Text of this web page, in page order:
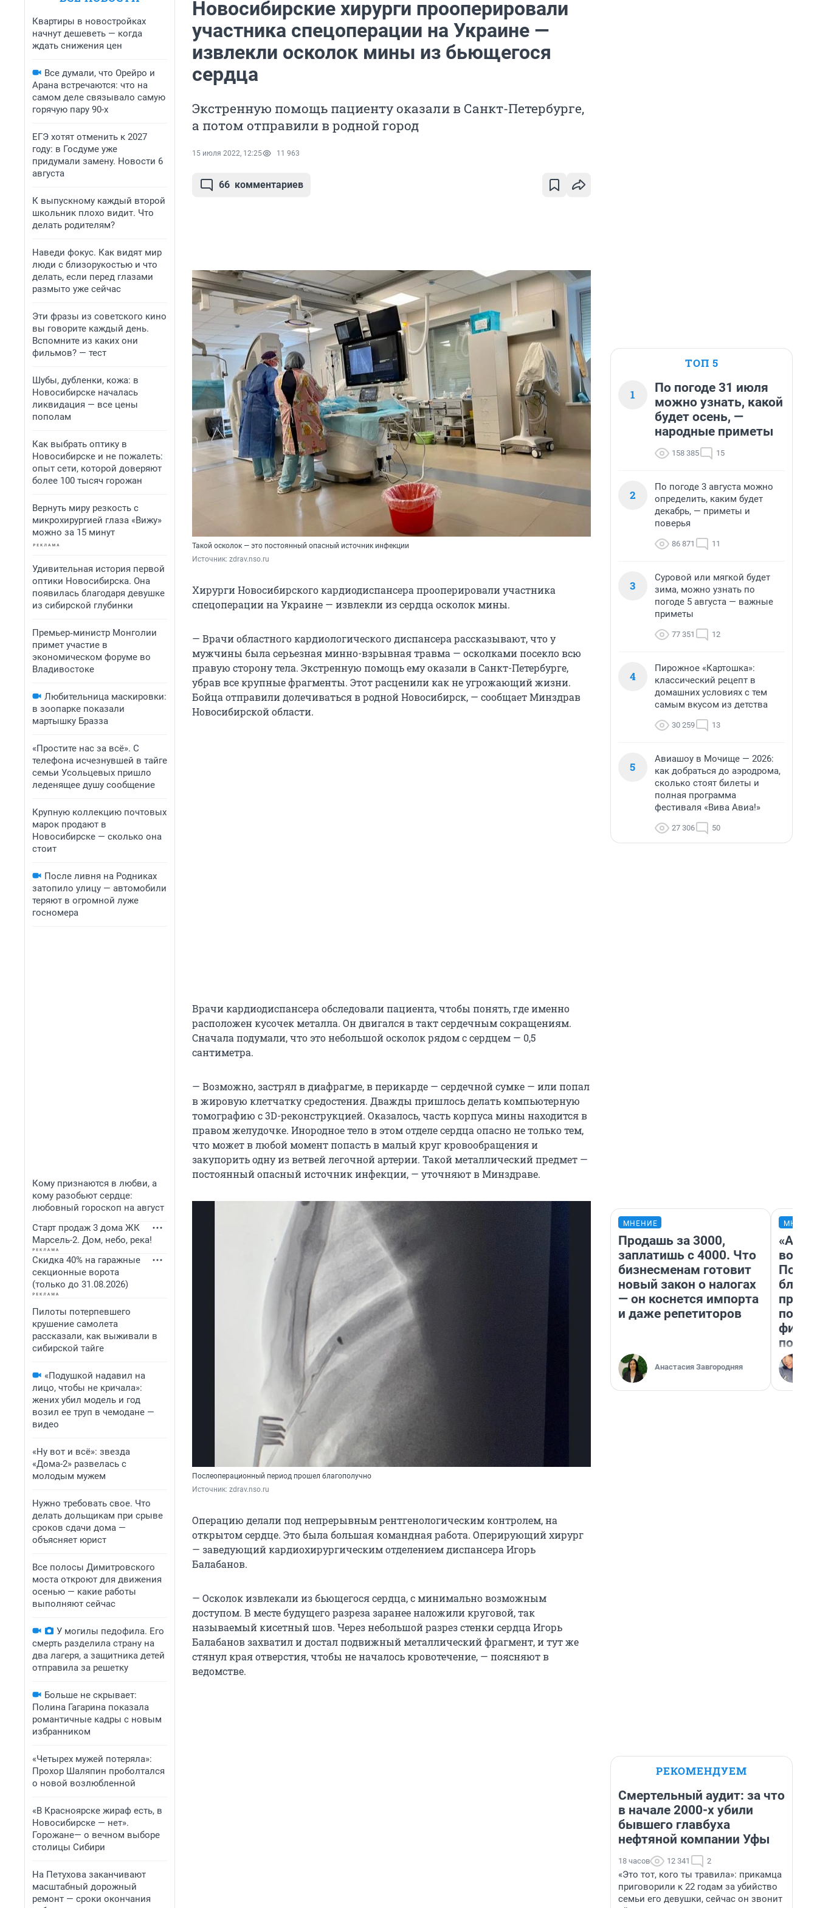
Квартиры в новостройках
начнут дешеветь — когда
ждать снижения цен
Все думали, что Орейро и
Арана встречаются: что на
самом деле связывало самую
горячую пару 90-х
ЕГЭ хотят отменить к 2027
году: в Госдуме уже
придумали замену. Новости 6
августа
К выпускному каждый второй
школьник плохо видит. Что
делать родителям?
Наведи фокус. Как видят мир
люди с близорукостью и что
делать, если перед глазами
размыто уже сейчас
Эти фразы из советского кино
вы говорите каждый день.
Вспомните из каких они
фильмов? — тест
Шубы, дубленки, кожа: в
Новосибирске началась
ликвидация — все цены
пополам
Как выбрать оптику в
Новосибирске и не пожалеть:
опыт сети, которой доверяют
более 100 тысяч горожан
Вернуть миру резкость с
микрохирургией глаза «Вижу»
можно за 15 минут
Удивительная история первой
оптики Новосибирска. Она
появилась благодаря девушке
из сибирской глубинки
Премьер‑министр Монголии
примет участие в
экономическом форуме во
Владивостоке
Любительница маскировки:
в зоопарке показали
мартышку Бразза
«Простите нас за всё». С
телефона исчезнувшей в тайге
семьи Усольцевых пришло
леденящее душу сообщение
Крупную коллекцию почтовых
марок продают в
Новосибирске — сколько она
стоит
После ливня на Родниках
затопило улицу — автомобили
теряют в огромной луже
госномера
Кому признаются в любви, а
кому разобьют сердце:
любовный гороскоп на август
Старт продаж 3 дома ЖК
Марсель-2. Дом, небо, река!
Скидка 40% на гаражные
секционные ворота
(только до 31.08.2026)
Пилоты потерпевшего
крушение самолета
рассказали, как выживали в
сибирской тайге
«Подушкой надавил на
лицо, чтобы не кричала»:
жених убил модель и год
возил ее труп в чемодане —
видео
«Ну вот и всё»: звезда
«Дома-2» развелась с
молодым мужем
Нужно требовать свое. Что
делать дольщикам при срыве
сроков сдачи дома —
объясняет юрист
Все полосы Димитровского
моста откроют для движения
осенью — какие работы
выполняют сейчас
У могилы педофила. Его
смерть разделила страну на
два лагеря, а защитника детей
отправила за решетку
Больше не скрывает:
Полина Гагарина показала
романтичные кадры с новым
избранником
«Четырех мужей потеряла»:
Прохор Шаляпин проболтался
о новой возлюбленной
«В Красноярске жираф есть, в
Новосибирске — нет».
Горожане— о вечном выборе
столицы Сибири
На Петухова заканчивают
масштабный дорожный
ремонт — сроки окончания
Новосибирские хирурги прооперировали
участника спецоперации на Украине —
извлекли осколок мины из бьющегося
сердца
Экстренную помощь пациенту оказали в Санкт-Петербурге,
а потом отправили в родной город
15 июля 2022, 12:25 11 963
66 комментариев
Такой осколок — это постоянный опасный источник инфекции
Источник: zdrav.nso.ru
Хирурги Новосибирского кардиодиспансера прооперировали участника
спецоперации на Украине — извлекли из сердца осколок мины.
— Врачи областного кардиологического диспансера рассказывают, что у
мужчины была серьезная минно-взрывная травма — осколками посекло всю
правую сторону тела. Экстренную помощь ему оказали в Санкт-Петербурге,
убрав все крупные фрагменты. Этот расценили как не угрожающий жизни.
Бойца отправили долечиваться в родной Новосибирск, — сообщает Минздрав
Новосибирской области.
Врачи кардиодиспансера обследовали пациента, чтобы понять, где именно
расположен кусочек металла. Он двигался в такт сердечным сокращениям.
Сначала подумали, что это небольшой осколок рядом с сердцем — 0,5
сантиметра.
— Возможно, застрял в диафрагме, в перикарде — сердечной сумке — или попал
в жировую клетчатку средостения. Дважды пришлось делать компьютерную
томографию с 3D-реконструкцией. Оказалось, часть корпуса мины находится в
правом желудочке. Инородное тело в этом отделе сердца опасно не только тем,
что может в любой момент попасть в малый круг кровообращения и
закупорить одну из ветвей легочной артерии. Такой металлический предмет —
постоянный опасный источник инфекции, — уточняют в Минздраве.
Послеоперационный период прошел благополучно
Источник: zdrav.nso.ru
Операцию делали под непрерывным рентгенологическим контролем, на
открытом сердце. Это была большая командная работа. Оперирующий хирург
— заведующий кардиохирургическим отделением диспансера Игорь
Балабанов.
— Осколок извлекали из бьющегося сердца, с минимально возможным
доступом. В месте будущего разреза заранее наложили круговой, так
называемый кисетный шов. Через небольшой разрез стенки сердца Игорь
Балабанов захватил и достал подвижный металлический фрагмент, и тут же
стянул края отверстия, чтобы не началось кровотечение, — поясняют в
ведомстве.
ТОП 5
1
По погоде 31 июля
можно узнать, какой
будет осень, —
народные приметы
158 385 15
2
По погоде 3 августа можно
определить, каким будет
декабрь, — приметы и
поверья
86 871 11
3
Суровой или мягкой будет
зима, можно узнать по
погоде 5 августа — важные
приметы
77 351 12
4
Пирожное «Картошка»:
классический рецепт в
домашних условиях с тем
самым вкусом из детства
30 259 13
5
Авиашоу в Мочище — 2026:
как добраться до аэродрома,
сколько стоят билеты и
полная программа
фестиваля «Вива Авиа!»
27 306 50
МНЕНИЕ
Продашь за 3000,
заплатишь с 4000. Что
бизнесменам готовит
новый закон о налогах
— он коснется импорта
и даже репетиторов
Анастасия Завгородняя
вот
РЕКОМЕНДУЕМ
Смертельный аудит: за что
в начале 2000-х убили
бывшего главбуха
нефтяной компании Уфы
18 часов 12 341 2
«Это тот, кого ты травила»: прикамца
приговорили к 22 годам за убийство
семьи его девушки, сейчас он звонит